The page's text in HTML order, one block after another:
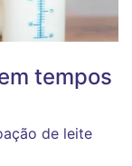
tempos
de leite